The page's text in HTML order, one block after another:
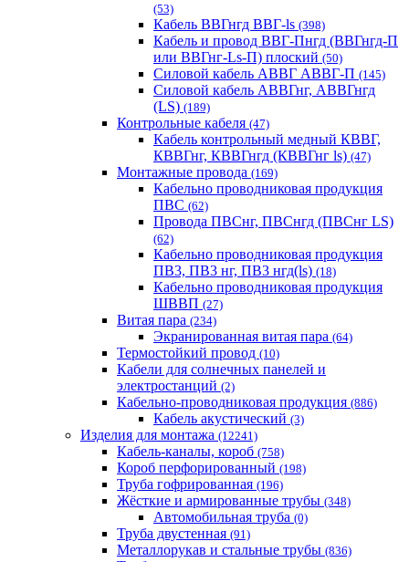
(53)
Кабель ВВГнгд ВВГ-ls (398)
Кабель и провод ВВГ-Пнгд (ВВГнгд-П
или ВВГнг-Ls-П) плоский (50)
Силовой кабель АВВГ АВВГ-П (145)
Силовой кабель АВВГнг, АВВГнгд
(LS) (189)
Контрольные кабеля (47)
Кабель контрольный медный КВВГ,
КВВГнг, КВВГнгд (КВВГнг ls) (47)
Монтажные провода (169)
Кабельно проводниковая продукция
ПВС (62)
Провода ПВСнг, ПВСнгд (ПВСнг LS)
(62)
Кабельно проводниковая продукция
ПВ3, ПВ3 нг, ПВ3 нгд(ls) (18)
Кабельно проводниковая продукция
ШВВП (27)
Витая пара (234)
Экранированная витая пара (64)
Термостойкий провод (10)
Кабели для солнечных панелей и
электростанций (2)
Кабельно-проводниковая продукция (886)
Кабель акустический (3)
Изделия для монтажа (12241)
Кабель-каналы, короб (758)
Короб перфорированный (198)
Труба гофрированная (196)
Жёсткие и армированные трубы (348)
Автомобильная труба (0)
Труба двустенная (91)
Металлорукав и стальные трубы (836)